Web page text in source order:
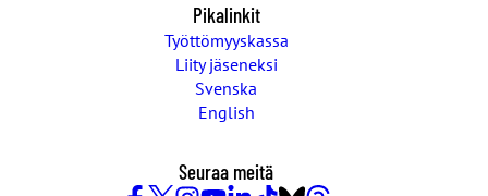
Pikalinkit
Työttömyyskassa
Liity jäseneksi
Svenska
English
Seuraa meitä